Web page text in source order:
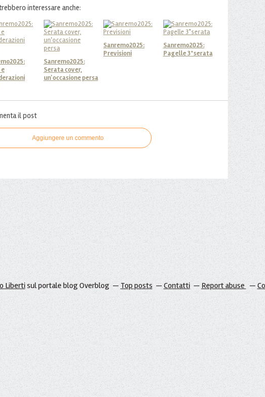
interessare anche:
e
Sanremo2025:
Serata cover,
un'occasione persa
Sanremo2025:
Previsioni
Sanremo2025:
Pagelle 3°serata
il post
Aggiungere un commento
Libertisul portale blog Overblog Top posts Contatti Report abuse